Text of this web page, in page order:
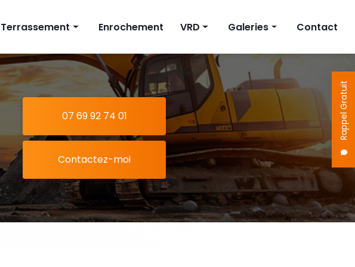
Rappel Gratuit
Terrassement
Implantation maison
Piscine
Extension
Enrochement VRD
Fosse septique
Cuve à eau
Pompe de relevage
Galeries
Terrassement
Enrochement
VRD
Contact
07 69 92 74 01
Contactez-moi